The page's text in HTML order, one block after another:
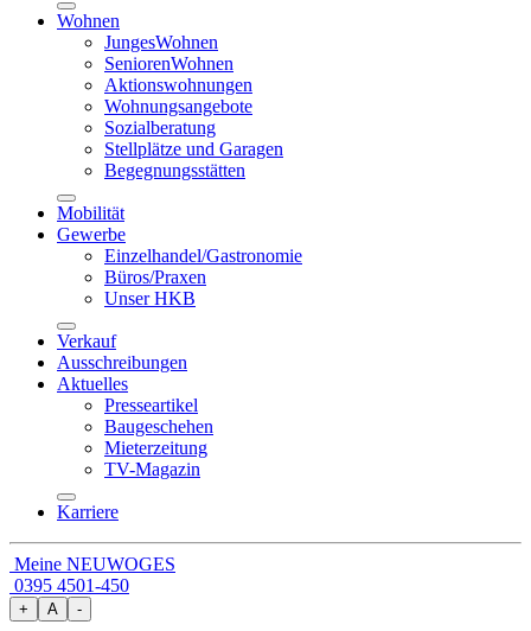
Wohnen
JungesWohnen
SeniorenWohnen
Aktionswohnungen
Wohnungsangebote
Sozialberatung
Stellplätze und Garagen
Begegnungsstätten
Mobilität
Gewerbe
Einzelhandel/Gastronomie
Büros/Praxen
Unser HKB
Verkauf
Ausschreibungen
Aktuelles
Presseartikel
Baugeschehen
Mieterzeitung
TV-Magazin
Karriere
Meine NEUWOGES
0395 4501-450
+ A -